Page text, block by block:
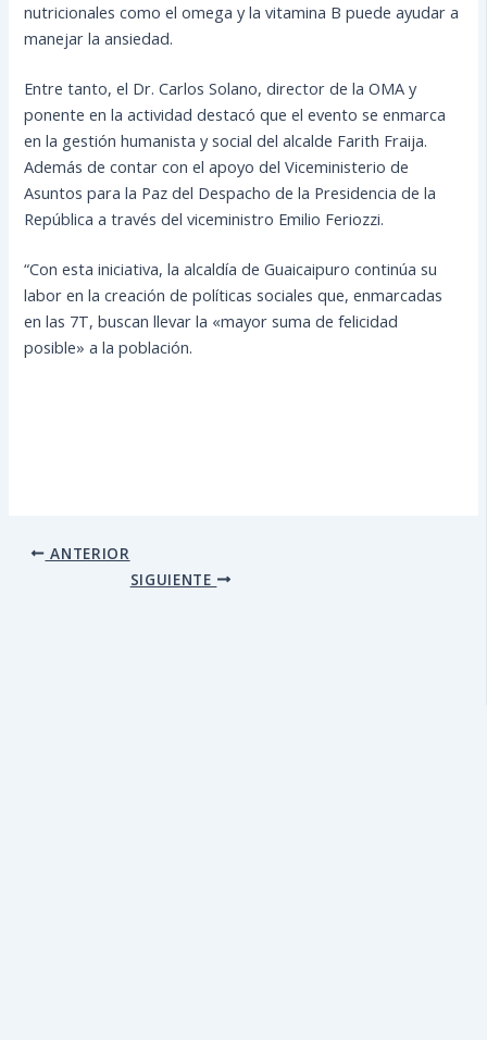
nutricionales como el omega y la vitamina B puede ayudar a
manejar la ansiedad.
Entre tanto, el Dr. Carlos Solano, director de la OMA y
ponente en la actividad destacó que el evento se enmarca
en la gestión humanista y social del alcalde Farith Fraija.
Además de contar con el apoyo del Viceministerio de
Asuntos para la Paz del Despacho de la Presidencia de la
República a través del viceministro Emilio Feriozzi.
“Con esta iniciativa, la alcaldía de Guaicaipuro continúa su
labor en la creación de políticas sociales que, enmarcadas
en las 7T, buscan llevar la «mayor suma de felicidad
posible» a la población.
ANTERIOR
SIGUIENTE